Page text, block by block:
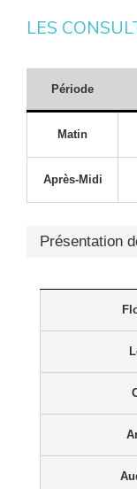
LES
Période
Matin
Après-Midi
Présentation